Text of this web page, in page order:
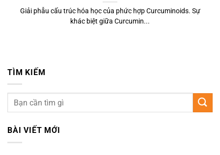
Giải phẫu cấu trúc hóa học của phức hợp Curcuminoids. Sự
khác biệt giữa Curcumin...
TÌM KIẾM
BÀI VIẾT MỚI